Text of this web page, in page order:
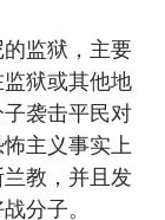
监狱，主要
狱或其他地
袭击平民对
主义事实上
教，并且发
分子。